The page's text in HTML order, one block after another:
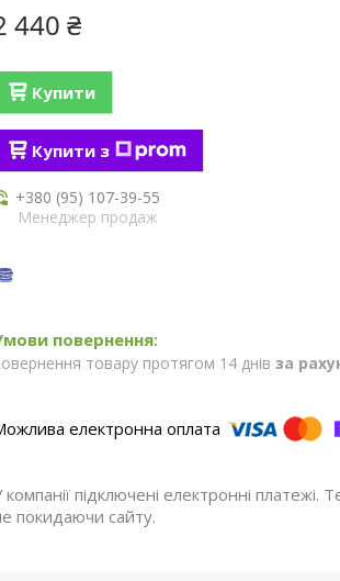
440 ₴
Купити
Купити з
+380 (95) 107-39-55
Менеджер продаж
товару протягом 14 днів за
компанії підключені електронні
покидаючи сайту.